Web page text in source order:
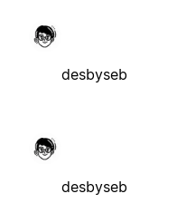
desbyseb
desbyseb